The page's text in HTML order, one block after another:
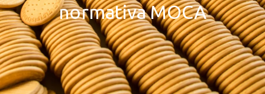
normativa MOCA